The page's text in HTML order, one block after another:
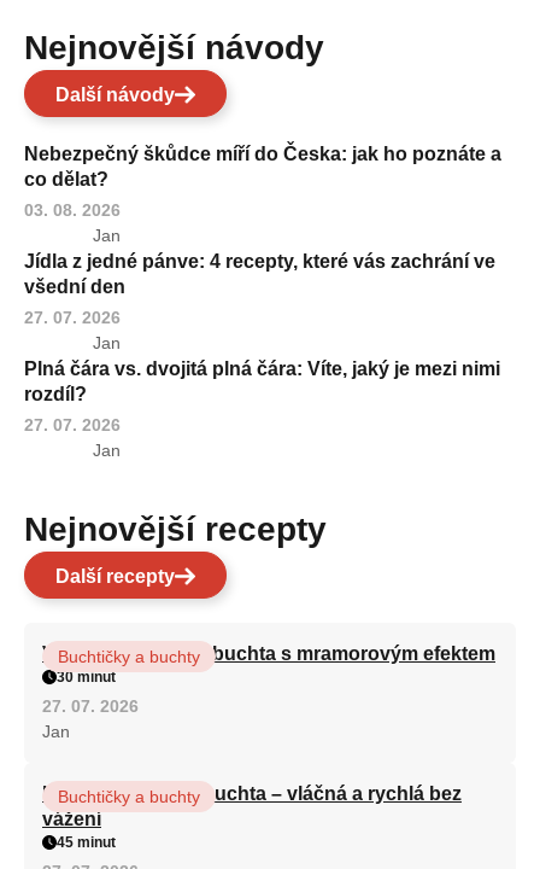
Nejnovější návody
Další návody
Nebezpečný škůdce míří do Česka: jak ho poznáte a
co dělat?
03. 08. 2026
Jan
Jídla z jedné pánve: 4 recepty, které vás zachrání ve
všední den
27. 07. 2026
Jan
Plná čára vs. dvojitá plná čára: Víte, jaký je mezi nimi
rozdíl?
27. 07. 2026
Jan
Nejnovější recepty
Další recepty
Vláčná olejová litá buchta s mramorovým efektem
Buchtičky a buchty
30 minut
27. 07. 2026
Jan
Hrnková maková buchta – vláčná a rychlá bez
vážení
Buchtičky a buchty
45 minut